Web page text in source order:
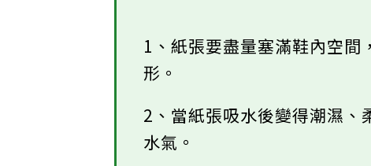
1、紙張要盡量塞滿鞋內空間
形。
2、當紙張吸水後變得潮濕、
水氣。